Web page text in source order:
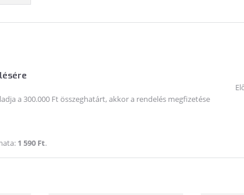
a 300.000 Ft összeghatárt, akkor a rendelés megfizetése
1 590 Ft.